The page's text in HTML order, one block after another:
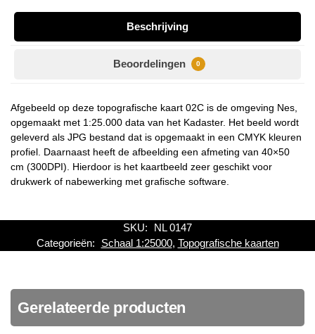
Beschrijving
Beoordelingen 0
Afgebeeld op deze topografische kaart 02C is de omgeving Nes,
opgemaakt met 1:25.000 data van het Kadaster. Het beeld wordt
geleverd als JPG bestand dat is opgemaakt in een CMYK kleuren
profiel. Daarnaast heeft de afbeelding een afmeting van 40×50
cm (300DPI). Hierdoor is het kaartbeeld zeer geschikt voor
drukwerk of nabewerking met grafische software.
SKU:
NL 0147
Categorieën:
Schaal 1:25000, Topografische kaarten
Gerelateerde producten